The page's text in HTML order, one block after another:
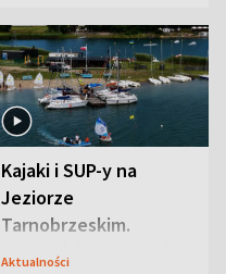
Kajaki i SUP-y na
Jeziorze
Tarnobrzeskim.
Przyrodnicy zwracają
Aktualności